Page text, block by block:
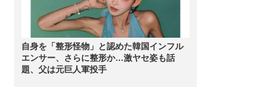
自身を「整形怪物」と認めた韓国インフル
エンサー、さらに整形か…激ヤセ姿も話
題、父は元巨人軍投手